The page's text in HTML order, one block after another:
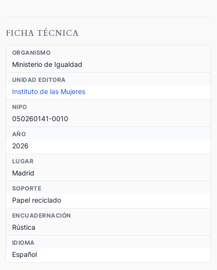
FICHA TÉCNICA
ORGANISMO
Ministerio de Igualdad
UNIDAD EDITORA
Instituto de las Mujeres
NIPO
050260141-0010
AÑO
2026
LUGAR
Madrid
SOPORTE
Papel reciclado
ENCUADERNACIÓN
Rústica
IDIOMA
Español